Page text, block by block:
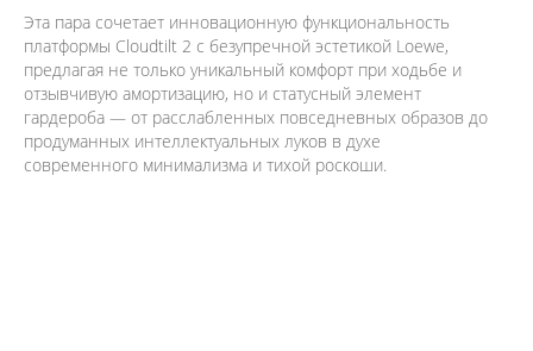
Эта пара сочетает инновационную функциональность
платформы Cloudtilt 2 с безупречной эстетикой Loewe,
предлагая не только уникальный комфорт при ходьбе и
отзывчивую амортизацию, но и статусный элемент
гардероба — от расслабленных повседневных образов до
продуманных интеллектуальных луков в духе
современного минимализма и тихой роскоши.